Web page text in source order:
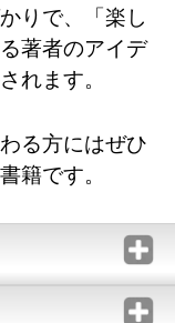
りで、「楽し
著者のアイデ
れます。
る方にはぜひ
籍です。